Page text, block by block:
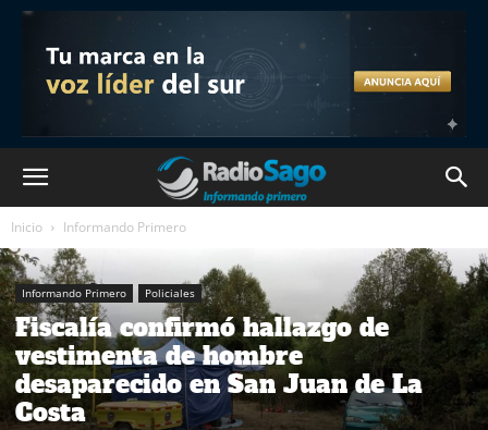
Inicio Informando Primero
Informando Primero Policiales
Fiscalía confirmó hallazgo de
vestimenta de hombre
desaparecido en San Juan de La
Costa